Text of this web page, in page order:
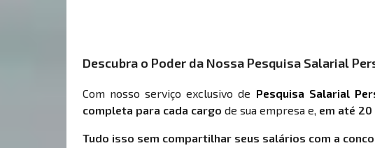
Descubra o Poder da Nossa Pesquisa Salarial
Com nosso serviço exclusivo de Pesquisa Salarial
completa para cada cargo de sua empresa e, em até 20
Tudo isso sem compartilhar seus salários com a